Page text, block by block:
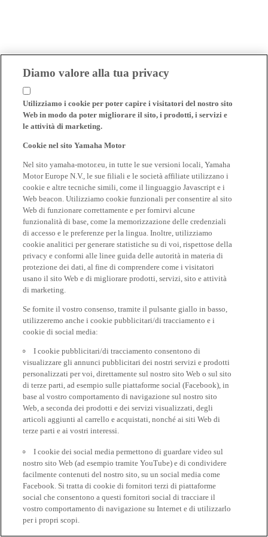
Diamo valore alla tua privacy
Utilizziamo i cookie per poter capire i visitatori del nostro sito
Web in modo da poter migliorare il sito, i prodotti, i servizi e
le attività di marketing.
Cookie nel sito Yamaha Motor
Nel sito yamaha-motor.eu, in tutte le sue versioni locali, Yamaha
Motor Europe N.V., le sue filiali e le società affiliate utilizzano i
cookie e altre tecniche simili, come il linguaggio Javascript e i
Web beacon. Utilizziamo cookie funzionali per consentire al sito
Web di funzionare correttamente e per fornirvi alcune
funzionalità di base, come la memorizzazione delle credenziali
di accesso e le preferenze per la lingua. Inoltre, utilizziamo
cookie analitici per generare statistiche su di voi, rispettose della
privacy e conformi alle linee guida delle autorità in materia di
protezione dei dati, al fine di comprendere come i visitatori
usano il sito Web e di migliorare prodotti, servizi, sito e attività
di marketing.
Se fornite il vostro consenso, tramite il pulsante giallo in basso,
utilizzeremo anche i cookie pubblicitari/di tracciamento e i
cookie di social media:
I cookie pubblicitari/di tracciamento consentono di
visualizzare gli annunci pubblicitari dei nostri servizi e prodotti
personalizzati per voi, direttamente sul nostro sito Web o sul sito
di terze parti, ad esempio sulle piattaforme social (Facebook), in
base al vostro comportamento di navigazione sul nostro sito
Web, a seconda dei prodotti e dei servizi visualizzati, degli
articoli aggiunti al carrello e acquistati, nonché ai siti Web di
terze parti e ai vostri interessi.
I cookie dei social media permettono di guardare video sul
nostro sito Web (ad esempio tramite YouTube) e di condividere
facilmente contenuti del nostro sito, su un social media come
Facebook. Si tratta di cookie di fornitori terzi di piattaforme
social che consentono a questi fornitori social di tracciare il
vostro comportamento di navigazione su Internet e di utilizzarlo
per i propri scopi.